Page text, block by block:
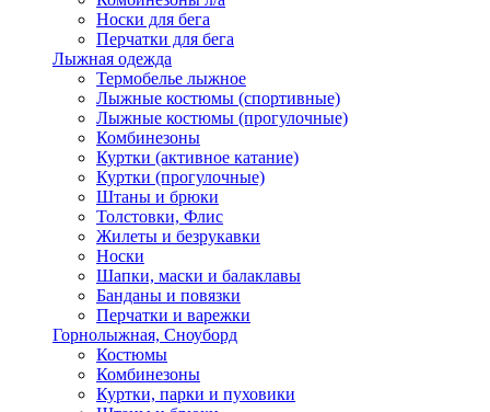
Носки для бега
Перчатки для бега
Лыжная одежда
Термобелье лыжное
Лыжные костюмы (спортивные)
Лыжные костюмы (прогулочные)
Комбинезоны
Куртки (активное катание)
Куртки (прогулочные)
Штаны и брюки
Толстовки, Флис
Жилеты и безрукавки
Носки
Шапки, маски и балаклавы
Банданы и повязки
Перчатки и варежки
Горнолыжная, Сноуборд
Костюмы
Комбинезоны
Куртки, парки и пуховики